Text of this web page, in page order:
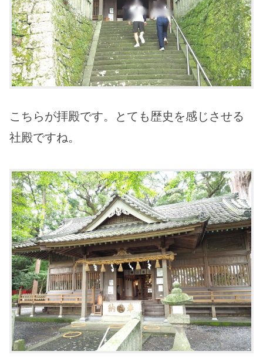
こちらが拝殿です。とても歴史を感じさせる
社殿ですね。